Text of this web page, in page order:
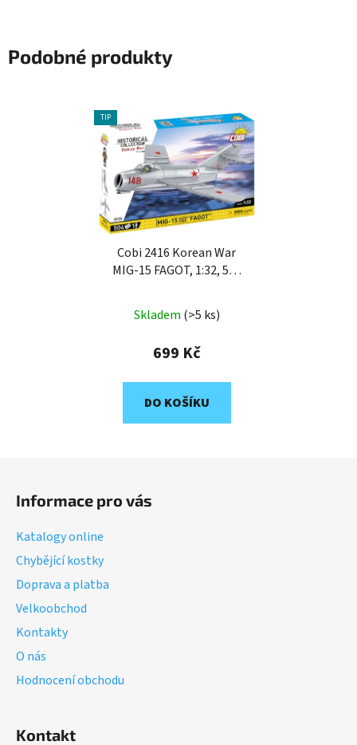
Podobné produkty
TIP
Cobi 2416 Korean War
MIG-15 FAGOT, 1:32, 504
Skladem (>5 ks)
699 Kč
DO KOŠÍKU
Informace pro vás
Katalogy online
Chybějící kostky
Doprava a platba
Velkoobchod
Kontakty
O nás
Hodnocení obchodu
Kontakt